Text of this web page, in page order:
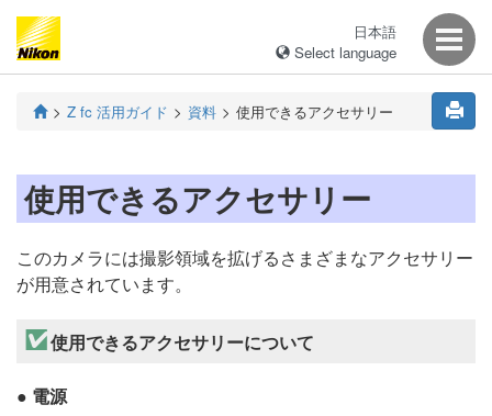
日本語
Select language
Z fc 活用ガイド 資料 使用できるアクセサリー
使用できるアクセサリー
このカメラには撮影領域を拡げるさまざまなアクセサリー
が用意されています。
使用できるアクセサリーについて
電源